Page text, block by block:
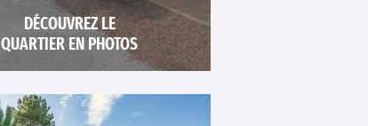
DÉCOUVREZ LE
QUARTIER EN PHOTOS